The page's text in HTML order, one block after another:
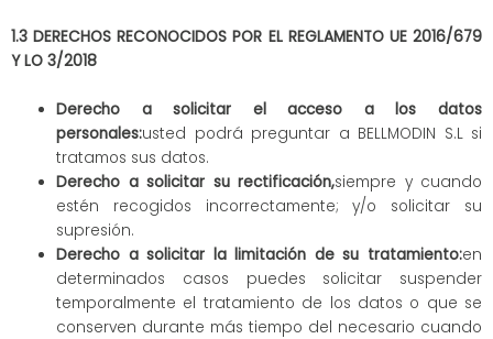
1.3 DERECHOS RECONOCIDOS POR EL REGLAMENTO UE 2016/679
Y LO 3/2018
Derecho a solicitar el acceso a los datos
personales:usted podrá preguntar a BELLMODIN S.L si
tratamos sus datos.
Derecho a solicitar su rectificación,siempre y cuando
estén recogidos incorrectamente; y/o solicitar su
supresión.
Derecho a solicitar la limitación de su tratamiento:en
determinados casos puedes solicitar suspender
temporalmente el tratamiento de los datos o que se
conserven durante más tiempo del necesario cuando